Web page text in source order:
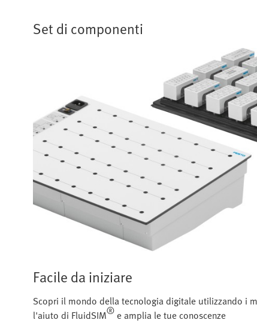
Set di componenti
Facile da iniziare
Scopri il mondo della tecnologia digitale utilizzando i
l'aiuto di FluidSIM®e amplia le tue conoscenze